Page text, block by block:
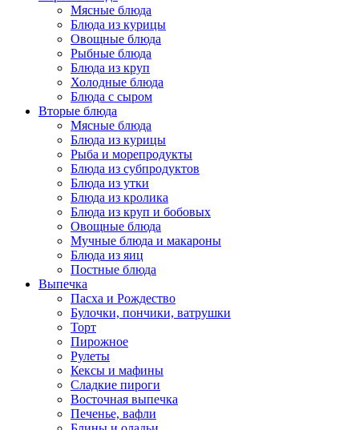
Мясные блюда
Блюда из курицы
Овощные блюда
Рыбные блюда
Блюда из круп
Холодные блюда
Блюда с сыром
Вторые блюда
Мясные блюда
Блюда из курицы
Рыба и морепродукты
Блюда из субпродуктов
Блюда из утки
Блюда из кролика
Блюда из круп и бобовых
Овощные блюда
Мучные блюда и макароны
Блюда из яиц
Постные блюда
Выпечка
Пасха и Рождество
Булочки, пончики, ватрушки
Торт
Пирожное
Рулеты
Кексы и мафины
Сладкие пироги
Восточная выпечка
Печенье, вафли